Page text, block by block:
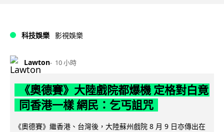
科技娛樂 影視娛樂
Lawton 10 小時
《奧德賽》大陸戲院都爆機 定格對白竟
同香港一樣 網民：乞丐詛咒
《奧德賽》繼香港、台灣後，大陸蘇州戲院 8 月 9 日亦傳出在